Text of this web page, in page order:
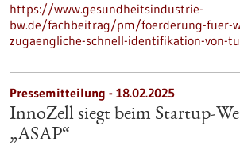
https://www.gesundheitsindustrie-
bw.de/fachbeitrag/pm/foerderung-fuer-
zugaengliche-schnell-identifikation-von-
Pressemitteilung - 18.02.2025
InnoZell siegt beim Startup-
„ASAP“